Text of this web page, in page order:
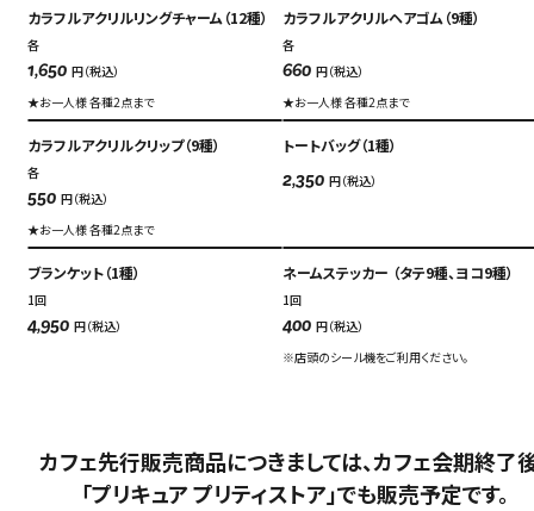
カラフルアクリルリングチャーム（12種）
各
1,650 円（税込）
★お一人様 各種2点まで
カラフルアクリルヘアゴム（9種）
各
660 円（税込）
★お一人様 各種2点まで
カラフルアクリルクリップ（9種）
各
550 円（税込）
★お一人様 各種2点まで
トートバッグ（1種）
2,350 円（税込）
ブランケット（1種）
1回
4,950 円（税込）
ネームステッカー （タテ9種、ヨコ9種）
1回
400 円（税込）
※店頭のシール機をご利用ください。
カフェ先行販売商品につきましては、カフェ会期終了
「プリキュア プリティストア」でも販売予定です。